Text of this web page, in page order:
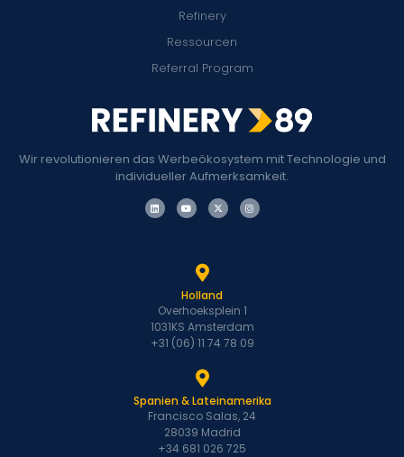
Wir revolutionieren das Werbeökosystem mit Technologie und
individueller Aufmerksamkeit.
Refinery
Ressourcen
Referral Program
Holland
Overhoeksplein 1
1031KS Amsterdam
+31 (06) 11 74 78 09
Spanien & Lateinamerika
Francisco Salas, 24
28039 Madrid
+34 681 026 725